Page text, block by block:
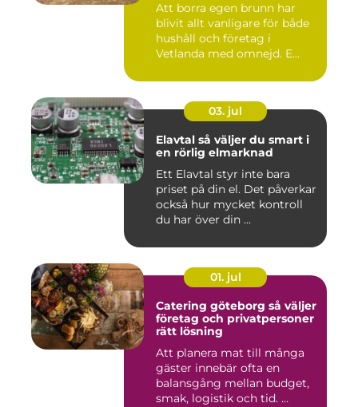
Att borra egen brunn har
blivit allt vanligare för både
hushåll och företag i
Vetlanda med omnejd. E...
03. jul
Elavtal så väljer du smart i
en rörlig elmarknad
Ett Elavtal styr inte bara
priset på din el. Det påverkar
också hur mycket kontroll
du har över din ...
01. jul
Catering göteborg så väljer
företag och privatpersoner
rätt lösning
Att planera mat till många
gäster innebär ofta en
balansgång mellan budget,
smak, logistik och tid. ...